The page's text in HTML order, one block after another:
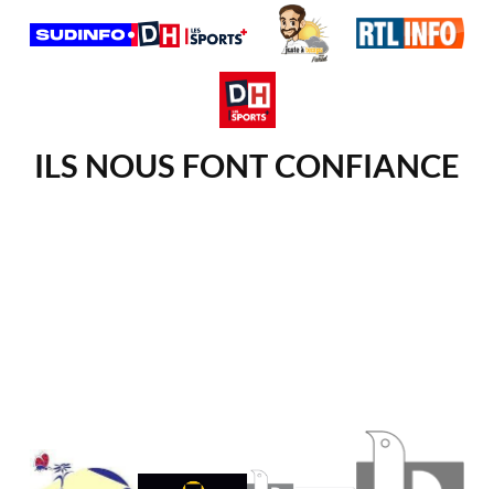
ILS NOUS FONT CONFIANCE